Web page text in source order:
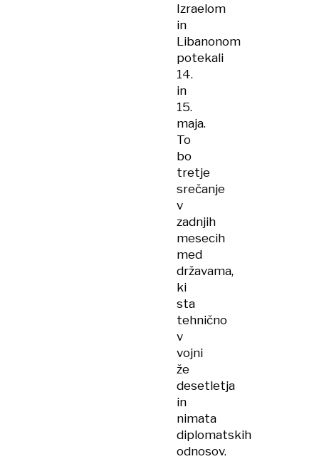
Izraelom
in
Libanonom
potekali
14.
in
15.
maja.
To
bo
tretje
srečanje
v
zadnjih
mesecih
med
državama,
ki
sta
tehnično
v
vojni
že
desetletja
in
nimata
diplomatskih
odnosov.